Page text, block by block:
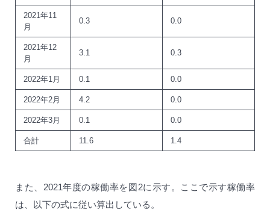
2021年11
月
0.3 0.0
2021年12
月
3.1 0.3
2022年1月 0.1 0.0
2022年2月 4.2 0.0
2022年3月 0.1 0.0
合計 11.6 1.4
また、2021年度の稼働率を図2に示す。ここで示す稼働率
は、以下の式に従い算出している。